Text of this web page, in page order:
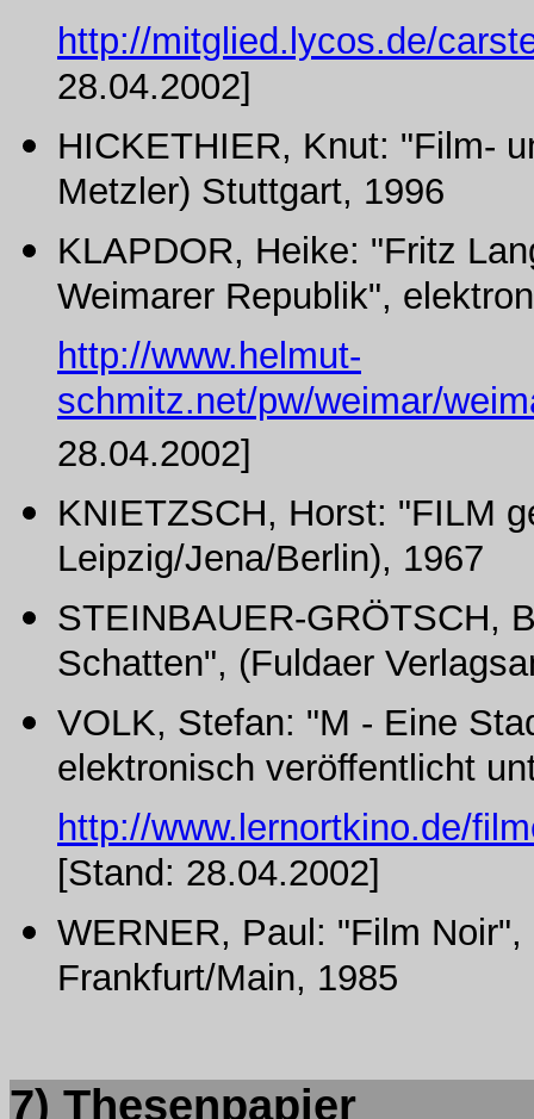
http://mitglied.lycos.de/
28.04.2002]
HICKETHIER, Knut: "Film-
Metzler) Stuttgart, 1996
KLAPDOR, Heike: "Fritz
Weimarer Republik",
http://www.helmut-
schmitz.net/pw/weimar/
28.04.2002]
KNIETZSCH, Horst: "FILM
Leipzig/Jena/Berlin), 1967
STEINBAUER-GRÖTSCH,
Schatten", (Fuldaer
VOLK, Stefan: "M - Eine
elektronisch veröffentlicht
http://www.lernortkino.de/
[Stand: 28.04.2002]
WERNER, Paul: "Film
Frankfurt/Main, 1985
7) Thesenpapier